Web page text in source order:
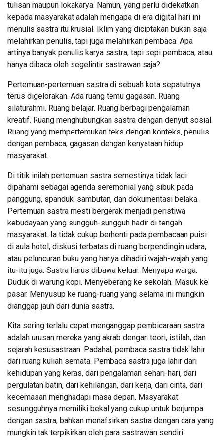
tulisan maupun lokakarya. Namun, yang perlu didekatkan
kepada masyarakat adalah mengapa di era digital hari ini
menulis sastra itu krusial. Iklim yang diciptakan bukan saja
melahirkan penulis, tapi juga melahirkan pembaca. Apa
artinya banyak penulis karya sastra, tapi sepi pembaca, atau
hanya dibaca oleh segelintir sastrawan saja?
Pertemuan-pertemuan sastra di sebuah kota sepatutnya
terus digelorakan. Ada ruang temu gagasan. Ruang
silaturahmi. Ruang belajar. Ruang berbagi pengalaman
kreatif. Ruang menghubungkan sastra dengan denyut sosial.
Ruang yang mempertemukan teks dengan konteks, penulis
dengan pembaca, gagasan dengan kenyataan hidup
masyarakat.
Di titik inilah pertemuan sastra semestinya tidak lagi
dipahami sebagai agenda seremonial yang sibuk pada
panggung, spanduk, sambutan, dan dokumentasi belaka.
Pertemuan sastra mesti bergerak menjadi peristiwa
kebudayaan yang sungguh-sungguh hadir di tengah
masyarakat. Ia tidak cukup berhenti pada pembacaan puisi
di aula hotel, diskusi terbatas di ruang berpendingin udara,
atau peluncuran buku yang hanya dihadiri wajah-wajah yang
itu-itu juga. Sastra harus dibawa keluar. Menyapa warga.
Duduk di warung kopi. Menyeberang ke sekolah. Masuk ke
pasar. Menyusup ke ruang-ruang yang selama ini mungkin
dianggap jauh dari dunia sastra.
Kita sering terlalu cepat menganggap pembicaraan sastra
adalah urusan mereka yang akrab dengan teori, istilah, dan
sejarah kesusastraan. Padahal, pembaca sastra tidak lahir
dari ruang kuliah semata. Pembaca sastra juga lahir dari
kehidupan yang keras, dari pengalaman sehari-hari, dari
pergulatan batin, dari kehilangan, dari kerja, dari cinta, dari
kecemasan menghadapi masa depan. Masyarakat
sesungguhnya memiliki bekal yang cukup untuk berjumpa
dengan sastra, bahkan menafsirkan sastra dengan cara yang
mungkin tak terpikirkan oleh para sastrawan sendiri.